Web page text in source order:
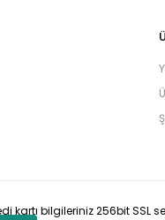
kartı bilgileriniz 256bit SSL